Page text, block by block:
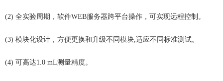
(2) 全实验周期，软件WEB服务器跨平台操作，可实现远程控制。
(3) 模块化设计，方便更换和升级不同模块,适应不同标准测试。
(4) 可高达1.0 mL测量精度。